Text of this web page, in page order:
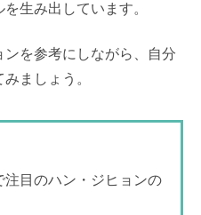
生み出しています。
を参考にしながら、自分
ましょう。
注目のハン・ジヒョンの